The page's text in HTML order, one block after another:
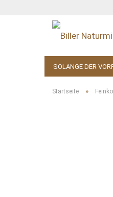
SOLANGE DER
KOSMETIK
Startseite »